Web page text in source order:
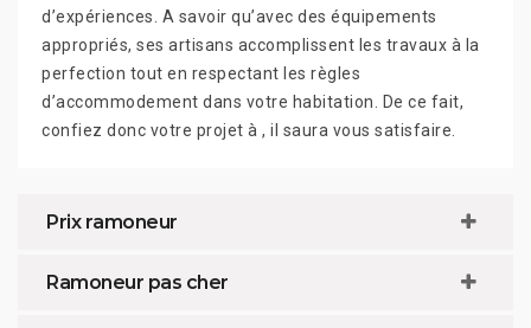
d’expériences. A savoir qu’avec des équipements
appropriés, ses artisans accomplissent les travaux à la
perfection tout en respectant les règles
d’accommodement dans votre habitation. De ce fait,
confiez donc votre projet à , il saura vous satisfaire.
Prix ramoneur
Ramoneur pas cher